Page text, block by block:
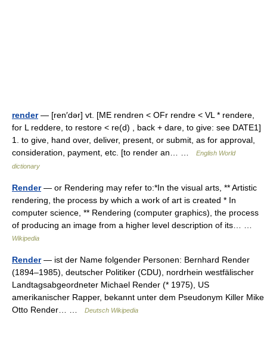
render— [ren′dər] vt. [ME rendren < OFr rendre < VL * rendere,
for L reddere, to restore < re(d) , back + dare, to give: see DATE1]
1. to give, hand over, deliver, present, or submit, as for approval,
consideration, payment, etc. [to render an… …
English World
dictionary
Render— or Rendering may refer to:*In the visual arts, ** Artistic
rendering, the process by which a work of art is created * In
computer science, ** Rendering (computer graphics), the process
of producing an image from a higher level description of its… …
Wikipedia
Render— ist der Name folgender Personen: Bernhard Render
(1894–1985), deutscher Politiker (CDU), nordrhein westfälischer
Landtagsabgeordneter Michael Render (* 1975), US
amerikanischer Rapper, bekannt unter dem Pseudonym Killer Mike
Otto Render… …
Deutsch Wikipedia